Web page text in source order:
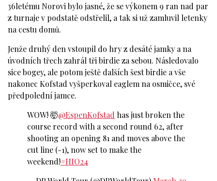
36letému Norovi bylo jasné, že se výkonem 9 ran nad par
z turnaje v podstatě odstřelil, a tak si už zamluvil letenky
na cestu domů.
Jenže druhý den vstoupil do hry z desáté jamky a na
úvodních třech zahrál tři birdie za sebou. Následovalo
sice bogey, ale potom ještě dalších šest birdie a vše
nakonec Kofstad vyšperkoval eaglem na osmičce, své
předpolední jamce.
WOW! 🤯@EspenKofstad has just broken the
course record with a second round 62, after
shooting an opening 81 and moves above the
cut line (-1), now set to make the
weekend!#HIO24